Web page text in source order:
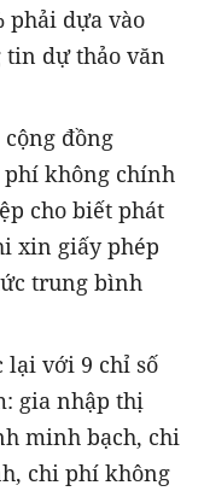
phải dựa vào
tin dự thảo văn
đồng
không chính
cho biết phát
xin giấy phép
trung bình
lại với 9 chỉ số
gia nhập thị
minh bạch, chi
chi phí không